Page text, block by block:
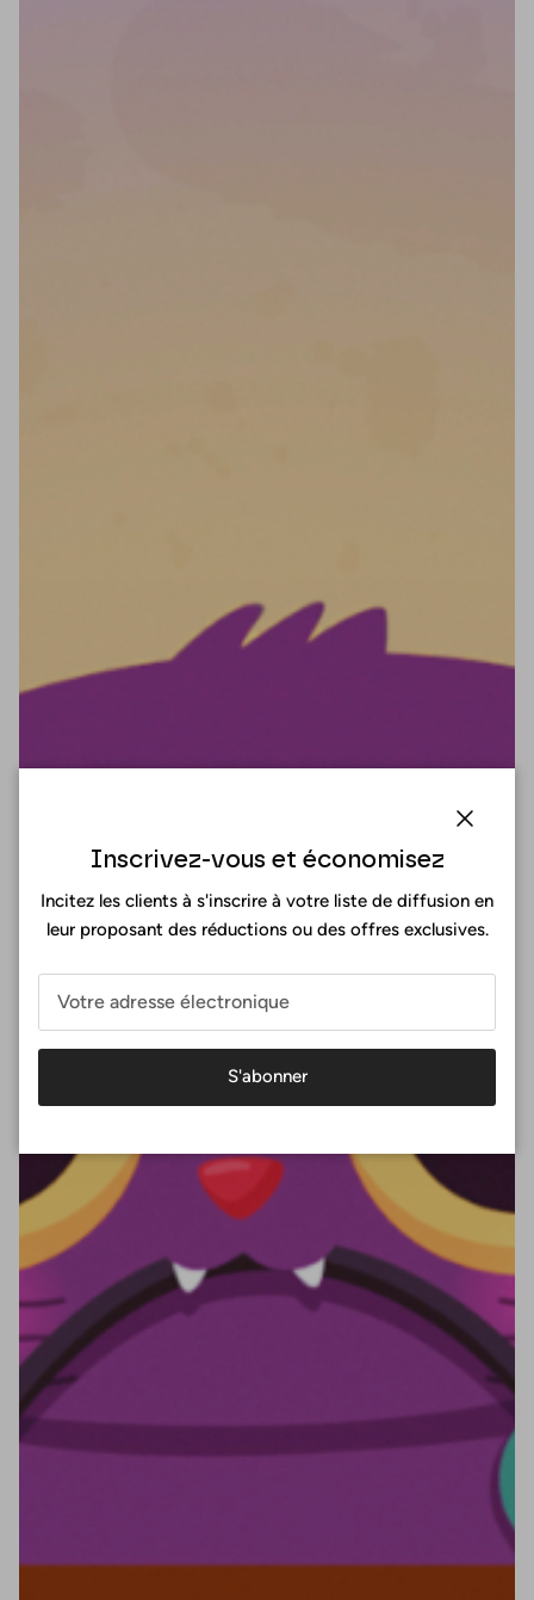
Inscrivez-vous et économisez
Incitez les clients à s'inscrire à votre liste de diffusion en
leur proposant des réductions ou des offres exclusives.
S'abonner